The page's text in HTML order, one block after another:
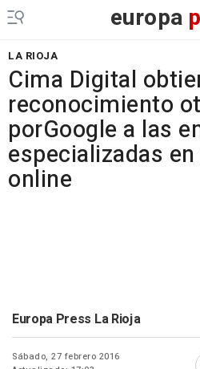
europa
LA RIOJA
Cima Digital
reconocimiento
porGoogle a las
especializadas
online
Europa Press La Rioja
Sábado, 27 febrero 2016